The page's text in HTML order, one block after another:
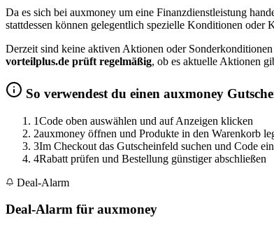
Da es sich bei auxmoney um eine Finanzdienstleistung
stattdessen können gelegentlich spezielle Konditionen
Derzeit sind keine aktiven Aktionen oder
vorteilplus.de prüft regelmäßig, ob es aktuelle Aktionen
So verwendest du einen auxmoney
1Code oben auswählen und auf Anzeigen klicken
2auxmoney öffnen und Produkte in den Warenkorb
3Im Checkout das Gutscheinfeld suchen und Code
4Rabatt prüfen und Bestellung günstiger abschließen
Deal-Alarm
Deal-Alarm für auxmoney